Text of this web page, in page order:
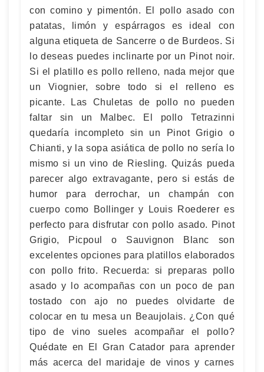
con comino y pimentón. El pollo asado con
patatas, limón y espárragos es ideal con
alguna etiqueta de Sancerre o de Burdeos. Si
lo deseas puedes inclinarte por un Pinot noir.
Si el platillo es pollo relleno, nada mejor que
un Viognier, sobre todo si el relleno es
picante. Las Chuletas de pollo no pueden
faltar sin un Malbec. El pollo Tetrazinni
quedaría incompleto sin un Pinot Grigio o
Chianti, y la sopa asiática de pollo no sería lo
mismo si un vino de Riesling. Quizás pueda
parecer algo extravagante, pero si estás de
humor para derrochar, un champán con
cuerpo como Bollinger y Louis Roederer es
perfecto para disfrutar con pollo asado. Pinot
Grigio, Picpoul o Sauvignon Blanc son
excelentes opciones para platillos elaborados
con pollo frito. Recuerda: si preparas pollo
asado y lo acompañas con un poco de pan
tostado con ajo no puedes olvidarte de
colocar en tu mesa un Beaujolais. ¿Con qué
tipo de vino sueles acompañar el pollo?
Quédate en El Gran Catador para aprender
más acerca del maridaje de vinos y carnes